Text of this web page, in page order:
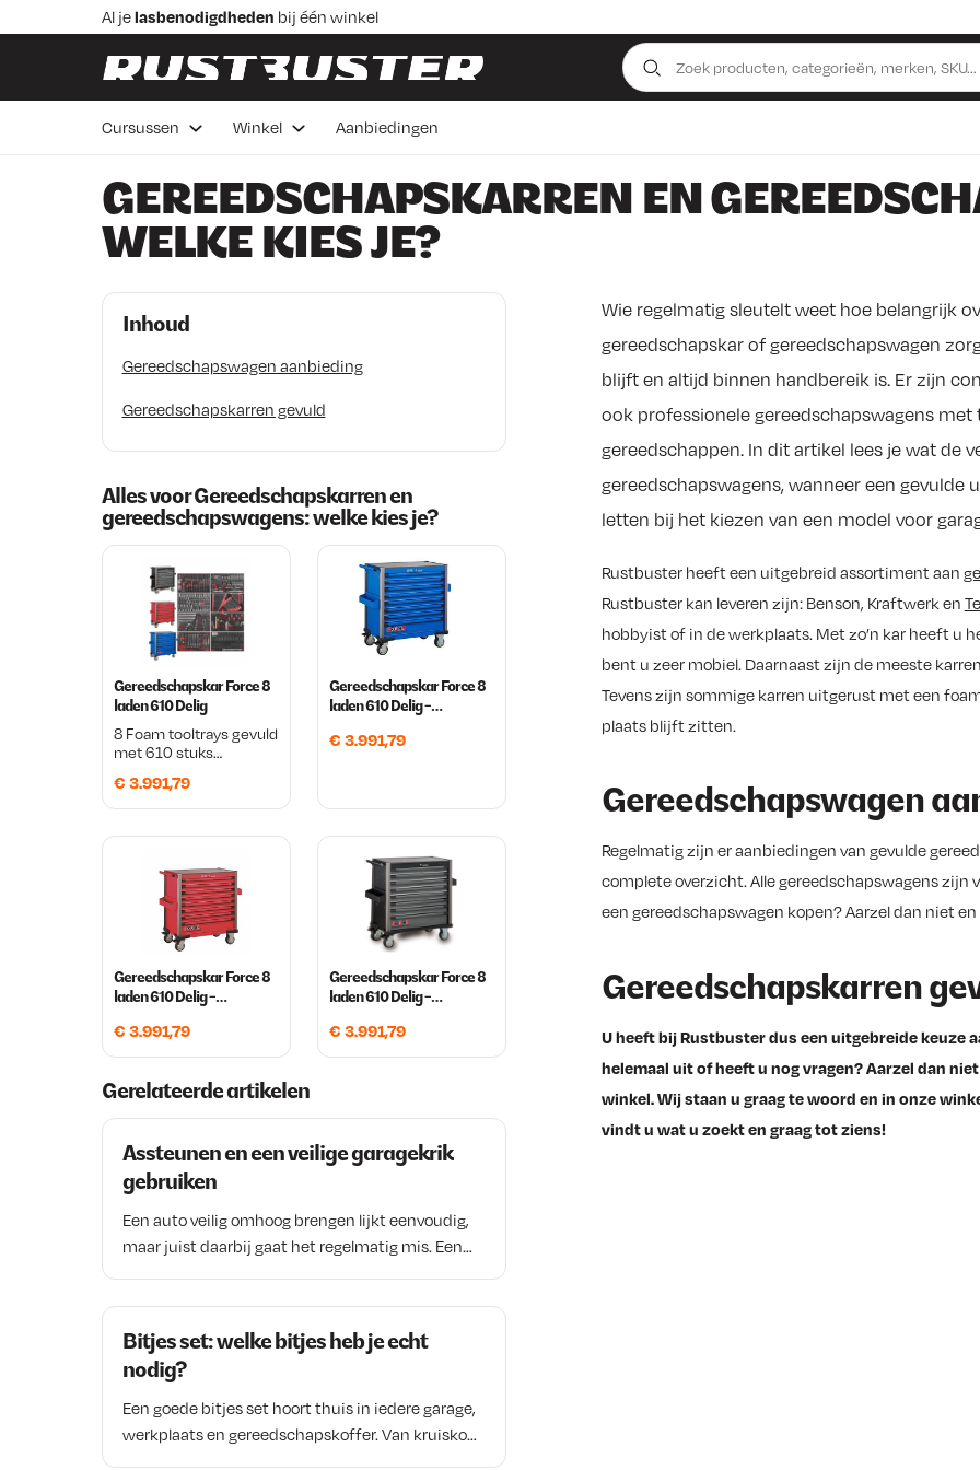
Skip to contentAl jelasbenodigdheden bij één winkel
Advies van vakmensen
Cursussen Winkel Aanbiedingen
GEREEDSCHAPSKARREN EN
WELKE KIES JE?
Inhoud
Gereedschapswagen aanbieding
Gereedschapskarren gevuld
Alles voor Gereedschapskarren en
gereedschapswagens: welke kies je?
Gereedschapskar Force 8
laden 610 Delig
8 Foam tooltrays gevuld
met 610 stuks
intensief dagelijks
gebruik Verkrijgbaar in 3
€ 3.991,79
Gereedschapskar Force 8
laden 610 Delig -
Force 8 laden 610 Delig
€ 3.991,79
Gereedschapskar Force 8
laden 610 Delig -
Force 8 laden 610 Delig
€ 3.991,79
Gereedschapskar Force 8
laden 610 Delig -
Force 8 laden 610 Delig
€ 3.991,79
Gerelateerde artikelen
Assteunen en een veilige garagekrik
gebruiken
Een auto veilig omhoog brengen lijkt eenvoudig,
maar juist daarbij gaat het regelmatig mis. Een
goede assteunen onmisbaar in iedere garage of
werkplaats. In dit artikel lees je hoe je een auto
veilig opkrikt, welke draagcapaciteit geschikt is
voor jouw voertuig en waar je op moet letten bij
Bitjes set: welke bitjes heb je echt
nodig?
Een goede bitjes set hoort thuis in iedere garage,
werkplaats en gereedschapskoffer. Van kruiskop-
Wie regelmatig sleutelt weet hoe belangrijk
gereedschapskar of gereedschapswagen
blijft en altijd binnen handbereik is. Er zijn
ook professionele gereedschapswagens
gereedschappen. In dit artikel lees je wat de
gereedschapswagens, wanneer een
letten bij het kiezen van een model voor
Rustbuster heeft een uitgebreid assortiment aan
Rustbuster kan leveren zijn: Benson, Kraftwerk en
hobbyist of in de werkplaats. Met zo’n kar heeft u
bent u zeer mobiel. Daarnaast zijn de meeste
Tevens zijn sommige karren uitgerust met een
plaats blijft zitten.
Gereedschapswagen
Regelmatig zijn er aanbiedingen van gevulde
complete overzicht. Alle gereedschapswagens zijn
een gereedschapswagen kopen? Aarzel dan niet
Gereedschapskarren
U heeft bij Rustbuster dus een uitgebreide keuze
helemaal uit of heeft u nog vragen? Aarzel dan
winkel. Wij staan u graag te woord en in onze
vindt u wat u zoekt en graag tot ziens!